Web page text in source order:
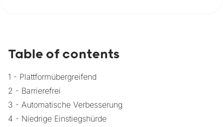
Table of contents
1 - Plattformübergreifend
2 - Barrierefrei
3 - Automatische Verbesserung
4 - Niedrige Einstiegshürde